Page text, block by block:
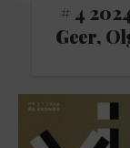
# 4
Geer,